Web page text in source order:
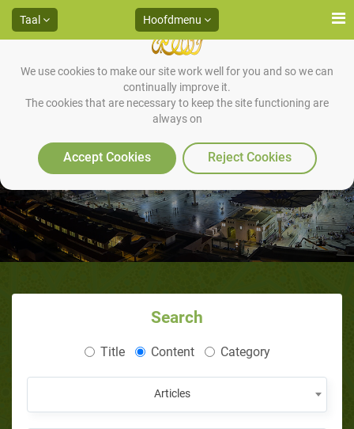
We use cookies to make our site work well for you and so we can
continually improve it.
The cookies that are necessary to keep the site functioning are
always on
Accept Cookies Reject Cookies
Taal Hoofdmenu
Zijn huwelijk met Khadija
Search
Title Content Category
Articles